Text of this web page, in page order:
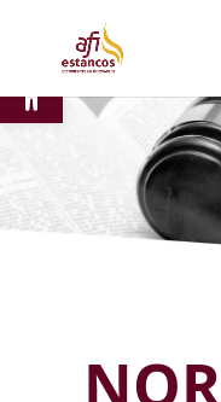
Abrir barra de